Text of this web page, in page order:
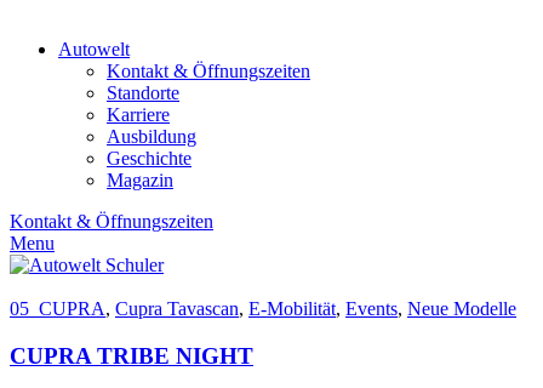
Autowelt
Kontakt & Öffnungszeiten
Standorte
Karriere
Ausbildung
Geschichte
Magazin
Kontakt & Öffnungszeiten
Menu
05_CUPRA, Cupra Tavascan, E-Mobilität, Events, Neue Modelle
CUPRA TRIBE NIGHT